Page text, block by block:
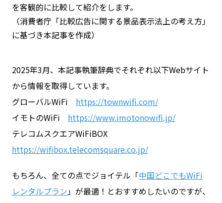
を客観的に比較して紹介をします。
（消費者庁「比較広告に関する景品表示法上の考え方」
に基づき本記事を作成）
2025年3月、本記事執筆辞典でそれぞれ以下Webサイト
から情報を取得しています。
グローバルWiFi https://townwifi.com/
イモトのWiFi https://www.imotonowifi.jp/
テレコムスクエアWiFiBOX
https://wifibox.telecomsquare.co.jp/
もちろん、全ての点でジョイテル「中国どこでもWiFi
レンタルプラン」が最適！とおすすめしたいのですが、